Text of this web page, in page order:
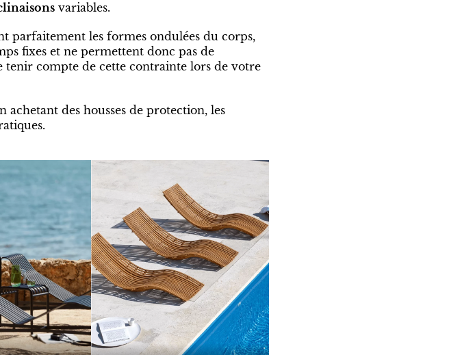
variables.
parfaitement les formes ondulées du corps,
fixes et ne permettent donc pas de
tenir compte de cette contrainte lors de votre
achetant des housses de protection, les